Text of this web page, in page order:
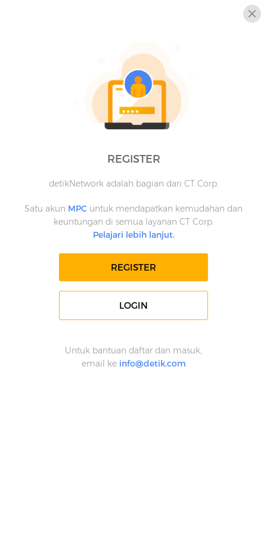
REGISTER
detikNetwork adalah bagian dari CT Corp.
Satu akun MPC untuk mendapatkan kemudahan dan
keuntungan di semua layanan CT Corp.
Pelajari lebih lanjut.
REGISTER
LOGIN
Untuk bantuan daftar dan masuk,
email ke info@detik.com